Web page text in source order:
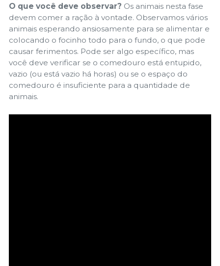
O que você deve observar? Os animais nesta fase
devem comer a ração à vontade. Observamos vários
animais esperando ansiosamente para se alimentar e
colocando o focinho todo para o fundo, o que pode
causar ferimentos. Pode ser algo específico, mas
você deve verificar se o comedouro está entupido,
vazio (ou está vazio há horas) ou se o espaço do
comedouro é insuficiente para a quantidade de
animais.